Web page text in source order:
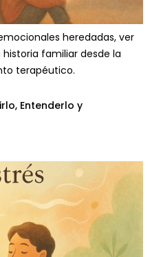
heredadas, ver
familiar desde la
terapéutico.
Entenderlo y